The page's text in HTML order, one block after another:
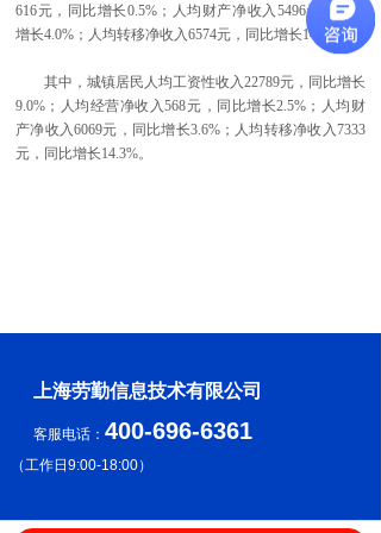
616元，同比增长0.5%；人均财产净收入5496元，同比
增长4.0%；人均转移净收入6574元，同比增长14.4%。
其中，城镇居民人均工资性收入22789元，同比增长
9.0%；人均经营净收入568元，同比增长2.5%；人均财
产净收入6069元，同比增长3.6%；人均转移净收入7333
元，同比增长14.3%。
客服电话： 400-696-6361
（工作日9:00-18:00）
上海劳勤信息技术有限公司